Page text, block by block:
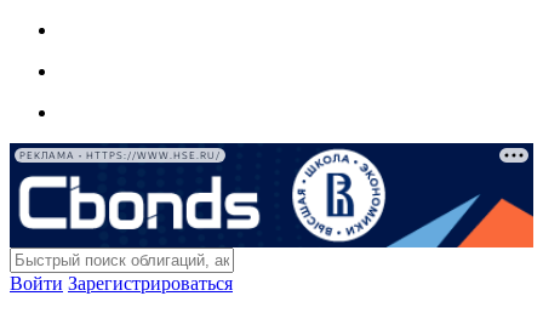
РЕКЛАМА • HTTPS://WWW.HSE.RU/
Войти Зарегистрироваться